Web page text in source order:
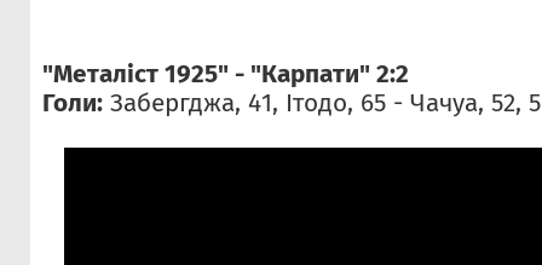
"Металіст 1925" - "Карпати" 2:2
Голи: Забергджа, 41, Ітодо, 65 - Чачуа, 52,